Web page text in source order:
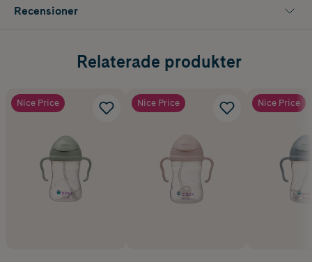
Recensioner
Relaterade produkter
Nice Price Nice Price Nice Price